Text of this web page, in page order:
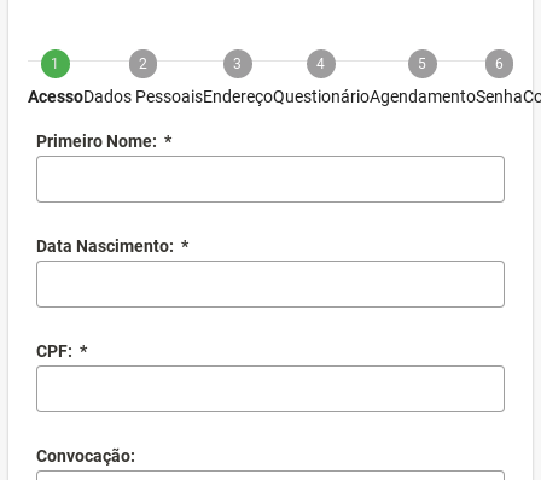
1
Acesso
2
Dados Pessoais
3
Endereço
4
Questionário
5
Agendamento
6
Senha
Primeiro Nome: *
Data Nascimento: *
CPF: *
Convocação: